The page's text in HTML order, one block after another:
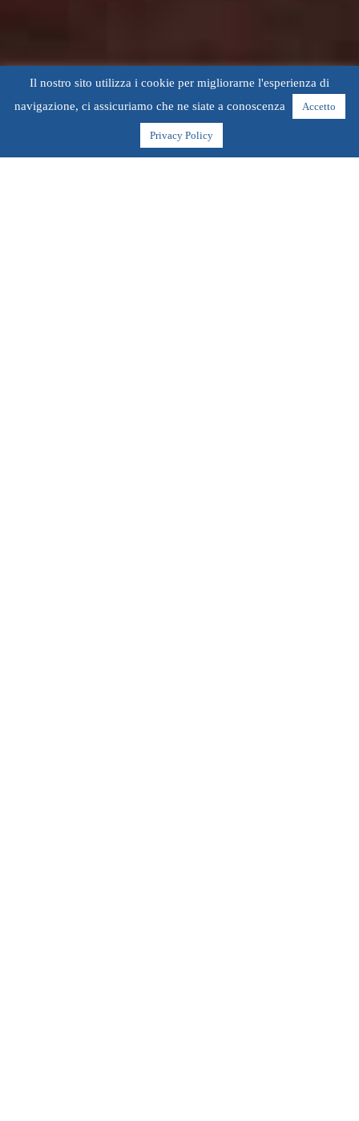
Il nostro sito utilizza i cookie per migliorarne l'esperienza di
navigazione, ci assicuriamo che ne siate a conoscenza
Accetto
Privacy Policy